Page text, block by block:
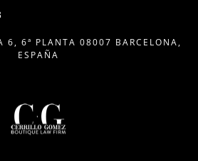
6, 6ª PLANTA 08007 BARCELONA,
ESPAÑA